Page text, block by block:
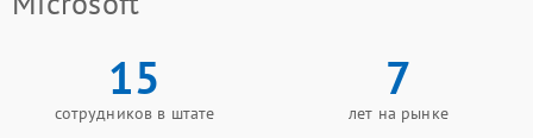
15
сотрудников в штате
7
лет на рынке